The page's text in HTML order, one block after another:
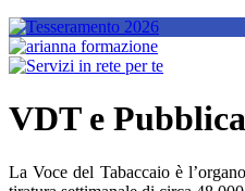
VDT e
La Voce del Tabaccaio è